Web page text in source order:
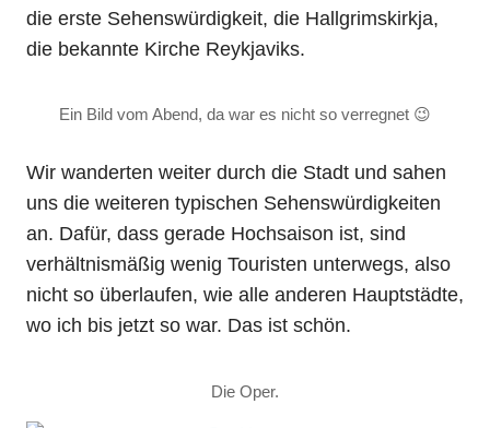
die erste Sehenswürdigkeit, die Hallgrimskirkja,
die bekannte Kirche Reykjaviks.
Ein Bild vom Abend, da war es nicht so verregnet 😉
Wir wanderten weiter durch die Stadt und sahen
uns die weiteren typischen Sehenswürdigkeiten
an. Dafür, dass gerade Hochsaison ist, sind
verhältnismäßig wenig Touristen unterwegs, also
nicht so überlaufen, wie alle anderen Hauptstädte,
wo ich bis jetzt so war. Das ist schön.
Die Oper.